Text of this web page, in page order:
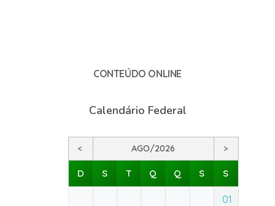
CONTEÚDO ONLINE
Calendário Federal
< AGO/2026 >
D S T Q Q S S
01